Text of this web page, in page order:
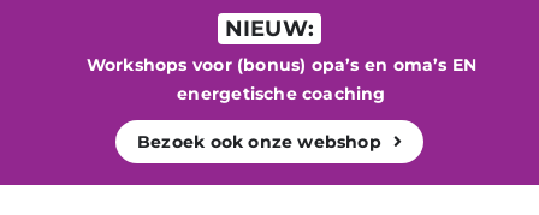
NIEUW:
Workshops voor (bonus) opa’s en oma’s EN
energetische coaching
Bezoek ook onze webshop